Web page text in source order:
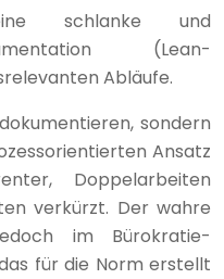
schlanke und
(Lean-
Abläufe.
sondern
Ansatz
Doppelarbeiten
verkürzt. Der wahre
im Bürokratie-
für die Norm erstellt